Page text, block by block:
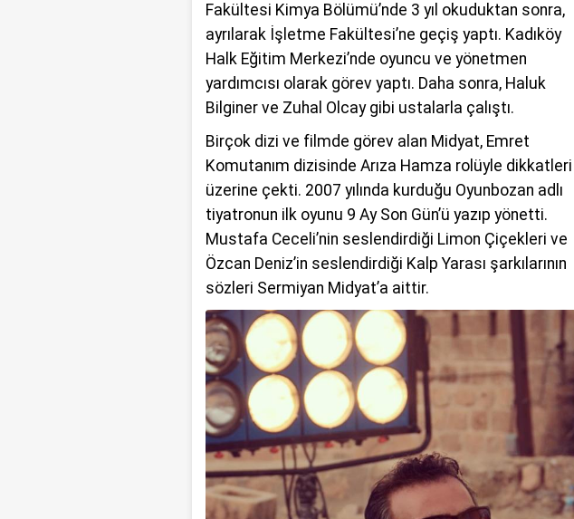
Fakültesi Kimya Bölümü’nde 3 yıl okuduktan sonra,
ayrılarak İşletme Fakültesi’ne geçiş yaptı. Kadıköy
Halk Eğitim Merkezi’nde oyuncu ve yönetmen
yardımcısı olarak görev yaptı. Daha sonra, Haluk
Bilginer ve Zuhal Olcay gibi ustalarla çalıştı.
Birçok dizi ve filmde görev alan Midyat, Emret
Komutanım dizisinde Arıza Hamza rolüyle dikkatleri
üzerine çekti. 2007 yılında kurduğu Oyunbozan adlı
tiyatronun ilk oyunu 9 Ay Son Gün’ü yazıp yönetti.
Mustafa Ceceli’nin seslendirdiği Limon Çiçekleri ve
Özcan Deniz’in seslendirdiği Kalp Yarası şarkılarının
sözleri Sermiyan Midyat’a aittir.